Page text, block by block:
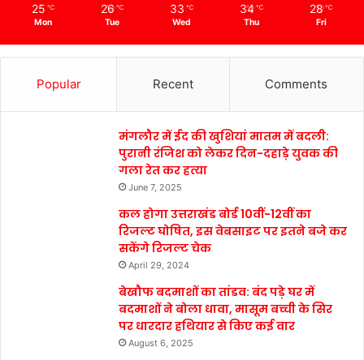
25 ℃
Mon
26 ℃
Tue
33 ℃
Wed
34 ℃
Thu
28 ℃
Fri
Popular Recent Comments
मंगलौर में ईद की खुशियां मातम में बदली:
पुरानी रंजिश को लेकर दिन-दहाड़े युवक की
गला रेत कर हत्या
June 7, 2025
कल होगा उत्तराखंड बोर्ड 10वीं-12वीं का
रिजल्ट घोषित, इस वेबसाइट पर इतने बजे कर
सकेंगे रिजल्ट चेक
April 29, 2024
बेखौफ बदमाशों का तांडव: बंद पड़े घर में
बदमाशों ने बोला धावा, मासूम बच्ची के सिर
पर धारदार हथियार से किए कई वार
August 6, 2025